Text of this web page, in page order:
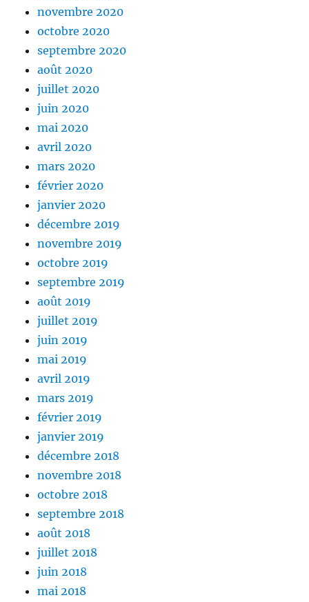
novembre 2020
octobre 2020
septembre 2020
août 2020
juillet 2020
juin 2020
mai 2020
avril 2020
mars 2020
février 2020
janvier 2020
décembre 2019
novembre 2019
octobre 2019
septembre 2019
août 2019
juillet 2019
juin 2019
mai 2019
avril 2019
mars 2019
février 2019
janvier 2019
décembre 2018
novembre 2018
octobre 2018
septembre 2018
août 2018
juillet 2018
juin 2018
mai 2018